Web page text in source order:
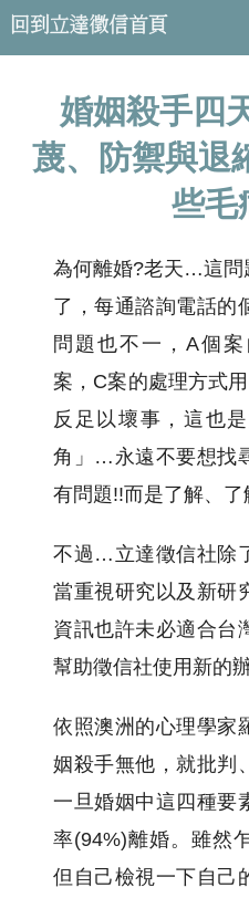
婚姻殺手四
蔑、防禦與退
些毛
為何離婚?老天…這問
了，每通諮詢電話的
問題也不一，A個
案，C案的處理方式
反足以壞事，這也
角」…永遠不要想找
有問題!!而是了解、了
不過…立達徵信社除
當重視研究以及新研
資訊也許未必適合台
幫助徵信社使用新的
依照澳洲的心理學家
姻殺手無他，就批判
一旦婚姻中這四種要
率(94%)離婚。雖然
但自己檢視一下自己